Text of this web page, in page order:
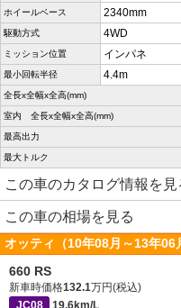
ホイールベース 2340mm
駆動方式 4WD
ミッション位置 インパネ
最小回転半径 4.4m
全長x全幅x全高(mm)
室内 全長x全幅x全高(mm)
最高出力
最大トルク
この車のカタログ情報を見
この車の相場を見る
オッティ（10年08月～13年
660 RS
新車時価格132.1万円(税込)